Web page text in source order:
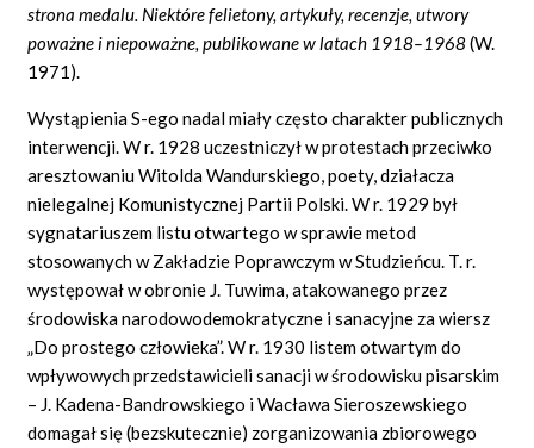
strona medalu. Niektóre felietony, artykuły, recenzje, utwory
poważne i niepoważne, publikowane w latach 1918–1968(W.
1971).
Wystąpienia S-ego nadal miały często charakter publicznych
interwencji. W r. 1928 uczestniczył w protestach przeciwko
aresztowaniu Witolda Wandurskiego, poety, działacza
nielegalnej Komunistycznej Partii Polski. W r. 1929 był
sygnatariuszem listu otwartego w sprawie metod
stosowanych w Zakładzie Poprawczym w Studzieńcu. T. r.
występował w obronie J. Tuwima, atakowanego przez
środowiska narodowodemokratyczne i sanacyjne za wiersz
„Do prostego człowieka”. W r. 1930 listem otwartym do
wpływowych przedstawicieli sanacji w środowisku pisarskim
– J. Kadena-Bandrowskiego i Wacława Sieroszewskiego
domagał się (bezskutecznie) zorganizowania zbiorowego